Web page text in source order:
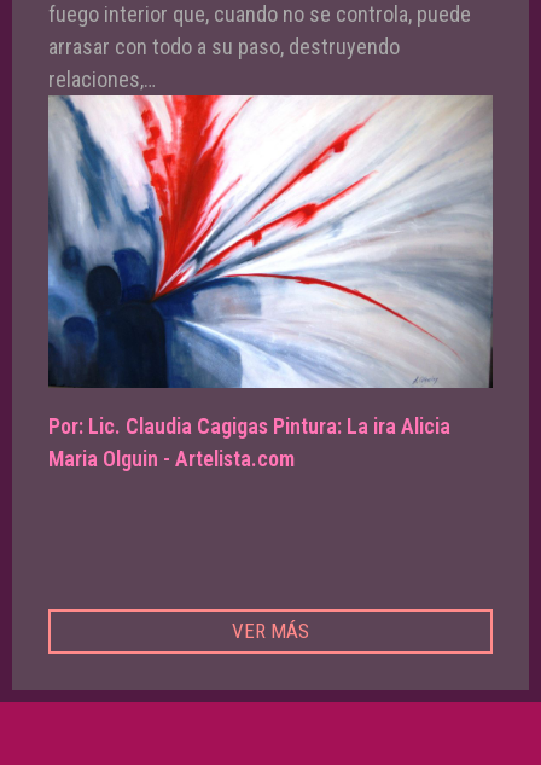
fuego interior que, cuando no se controla, puede
arrasar con todo a su paso, destruyendo
relaciones,…
Por: Lic. Claudia Cagigas Pintura: La ira Alicia
Maria Olguin - Artelista.com
VER MÁS